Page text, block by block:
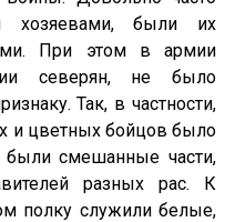
хозяевами, были их
При этом в армии
северян, не было
Так, в частности,
и цветных бойцов было
смешанные части,
разных рас. К
полку служили белые,